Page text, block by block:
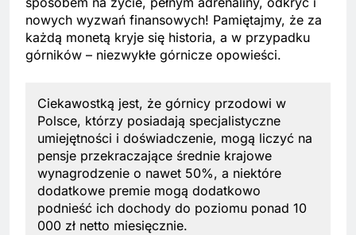
nowych wyzwań finansowych! Pamiętajmy, że za
każdą monetą kryje się historia, a w przypadku
górników – niezwykłe górnicze opowieści.
Ciekawostką jest, że górnicy przodowi w
Polsce, którzy posiadają specjalistyczne
umiejętności i doświadczenie, mogą liczyć na
pensje przekraczające średnie krajowe
wynagrodzenie o nawet 50%, a niektóre
dodatkowe premie mogą dodatkowo
podnieść ich dochody do poziomu ponad 10
000 zł netto miesięcznie.